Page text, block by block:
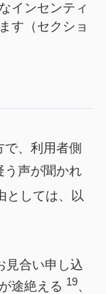
インセンティ
す（セクショ
で、利用者側
う声が聞かれ
としては、以
見合い申し込
途絶える 19、